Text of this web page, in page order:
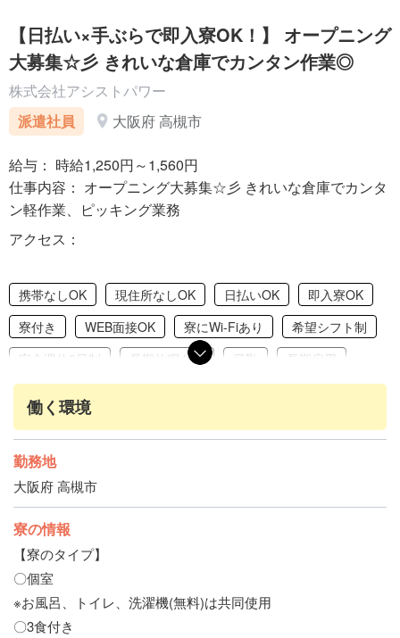
派遣社員 大阪府 高槻市
【日払い×手ぶらで即入寮OK！】 オープニング
大募集☆彡 きれいな倉庫でカンタン作業◎
株式会社アシストパワー
給与： 時給1,250円～1,560円
仕事内容： オープニング大募集☆彡 きれいな倉庫でカンタ
ン軽作業、ピッキング業務
アクセス：
携帯なしOK 現住所なしOK 日払いOK
即入寮OK
寮付き
WEB面接OK 寮にWi-Fiあり
希望シフト制
完全週休2日制
長期休暇あり 日勤
長期雇用
履歴書不要
昇給あり
家具家電完備
交通費支給
働く環境
勤務地
大阪府 高槻市
寮の情報
【寮のタイプ】
〇個室
※お風呂、トイレ、洗濯機(無料)は共同使用
〇3食付き